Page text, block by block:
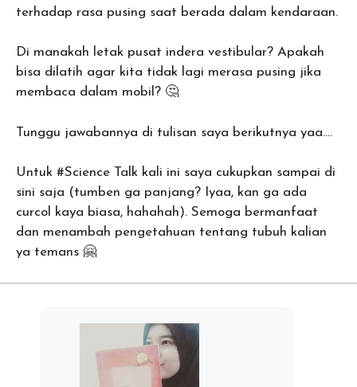
terhadap rasa pusing saat berada dalam kendaraan.
Di manakah letak pusat indera vestibular? Apakah
bisa dilatih agar kita tidak lagi merasa pusing jika
membaca dalam mobil? 🤔
Tunggu jawabannya di tulisan saya berikutnya yaa….
Untuk #Science Talk kali ini saya cukupkan sampai di
sini saja (tumben ga panjang? Iyaa, kan ga ada
curcol kaya biasa, hahahah). Semoga bermanfaat
dan menambah pengetahuan tentang tubuh kalian
ya temans 🤗